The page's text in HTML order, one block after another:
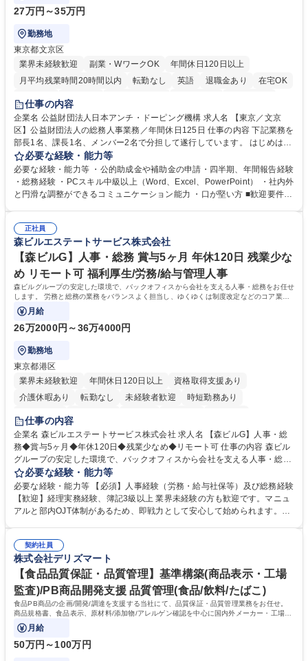
27万円～35万円
勤務地
東京都文京区
業界未経験歓迎
副業・WワークOK
年間休日120日以上
月平均残業時間20時間以内
転勤なし 英語 退職金あり
在宅OK
賞与あり
育休あり
食事補助あり
仕事の内容
企業名 公益財団法人日本アンチ・ドーピング機構 求人名 【東京／文京
区】公益財団法人の総務人事業務／年間休日125日 仕事の内容 下記業務を
部長1名、課長1名、メンバー2名で分担して遂行しています。 はじめは担
当者として業務を覚えていただき、ゆくゆくはリーダーやマネージャーポ
ジションとして活躍いただくことを期待しています。 【総務・人事グルー
プの業務内容】 ・人事制度関連 ・採用活動 ・教育研修の企画、実行 ・勤
怠管理 ・官公庁への各種提出 ・法定の会議運営（評議員会、理事会） ・
管理 ・福利厚生関連 ・職員からの問合せ、相談対応 ・その他日常の総務
業務全般 募集職種 【東京／文京区】公益財団法人の総務人事業務／年間
休日125日
必要な経験・能力等
必要な経験・能力等 ・公的助成金や補助金の申請・四半期、年間報告経験
・総務経験 ・PCスキル中級以上（Word、Excel、PowerPoint） ・社内外
と円滑な調整ができるコミュニケーション能力 ・口が堅い方 ■歓迎要件
正社員
森ビルエステートサービス株式会社
【森ビルG】人事・総務 賞与5ヶ月 年休120日 残業少な
め リモート可 福利厚生/労務/給与管理人事
森ビルグループの安定した環境で、バックオフィスから会社を支える人事・総務をお任せ
します。 労務と総務の業務をバランスよく担当し、ゆくゆくは制度改定などのコア業務
にも挑戦できる、やりがいある環境です。
月給
26万2000円～36万4000円
勤務地
東京都港区
業界未経験歓迎
年間休日120日以上
資格取得支援あり
介護休暇あり
転勤なし 未経験者歓迎
時短勤務あり
経験者歓迎
完全週休2日制
交通費支給 長期歓迎 駅近5分以内 土日祝休み
仕事の内容
企業名 森ビルエステートサービス株式会社 求人名 【森ビルG】人事・総
務◆賞与5ヶ月◆年休120日◆残業少なめ◆リモート可 仕事の内容 森ビル
グループの安定した環境で、バックオフィスから会社を支える人事・総務
をお任せします。 労務と総務の業務をバランスよく担当し、ゆくゆくは制
度改定などのコア業務にも挑戦できる、やりがいある環境です。 ■勤怠管
理、給与計算、社会保険手続き、年末調整等の労務管理全般 ■入退社手続
き、社内規定の改定や人事制度改定などのコア業務 ■社内イベントの企画
でも質問・相談できる環境が整っているため、安心して成長できます。 募
集職種 【森ビルG】人事・総務◆賞与5ヶ月◆年休120日◆残業少なめ◆
リモート可
必要な経験・能力等
必要な経験・能力等 【必須】人事経験（労務・給与社保等）及び総務経験
【歓迎】経理実務経験、簿記3級以上 業界未経験の方も歓迎です。マニュ
アルと部内OJT体制があるため、即戦力として安心して始められます。
務に挑戦できるため、自身の成長と組織への貢献度をダイレクトに実感で
きます。 残業少なめ、週1日リモート可など、ワークライフバランスを保
ち長期活躍できる環境です。 「これまでの幅広い経験を活かし、長期的な
キャリアを築きたい」という前向きな意欲と挑戦を全力で応援します。 学
歴・資格 学歴：大学院 大学 高専 短大 専修学校 高校 語学力： 資格：日商
簿記検定1級 日商簿記検定2級 日商簿記検定3級
契約社員
株式会社デリズマート
【食品品質保証・品質管理】基準構築(商品表示・工場
監査)/PB商品開発支援 品質管理(食品/飲料/たばこ)
食品PB商品の企画/開発/調達を支援する当社にて、品質保証・品質管理業務をお任せ。
商品規格書、食品表示、原材料/添加物/アレルゲン確認を中心に国内外メーカー・工場の
品質基準整備から発売後対応まで担います。
月給
50万円～100万円